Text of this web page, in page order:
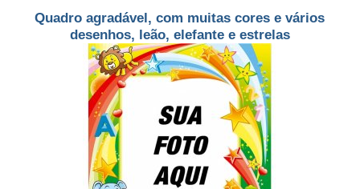
Quadro agradável, com muitas cores e vários
desenhos, leão, elefante e estrelas